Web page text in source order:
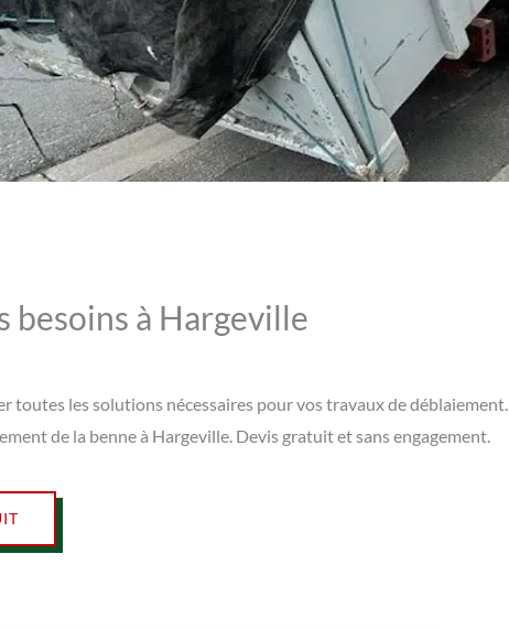
besoins à Hargeville
toutes les solutions nécessaires pour vos travaux de déblaiement.
de la benne à Hargeville. Devis gratuit et sans engagement.